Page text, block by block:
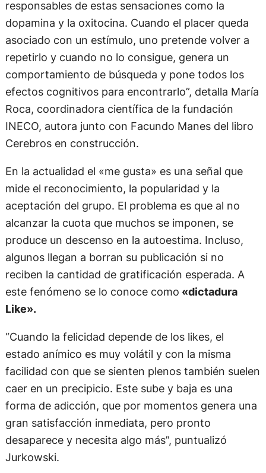
responsables de estas sensaciones como la
dopamina y la oxitocina. Cuando el placer queda
asociado con un estímulo, uno pretende volver a
repetirlo y cuando no lo consigue, genera un
comportamiento de búsqueda y pone todos los
efectos cognitivos para encontrarlo”, detalla María
Roca, coordinadora científica de la fundación
INECO, autora junto con Facundo Manes del libro
Cerebros en construcción.
En la actualidad el «me gusta» es una señal que
mide el reconocimiento, la popularidad y la
aceptación del grupo. El problema es que al no
alcanzar la cuota que muchos se imponen, se
produce un descenso en la autoestima. Incluso,
algunos llegan a borran su publicación si no
reciben la cantidad de gratificación esperada. A
este fenómeno se lo conoce como «dictadura
Like».
“Cuando la felicidad depende de los likes, el
estado anímico es muy volátil y con la misma
facilidad con que se sienten plenos también suelen
caer en un precipicio. Este sube y baja es una
forma de adicción, que por momentos genera una
gran satisfacción inmediata, pero pronto
desaparece y necesita algo más”, puntualizó
Jurkowski.